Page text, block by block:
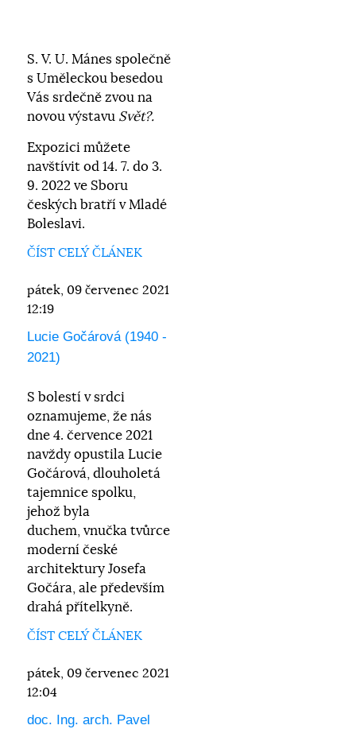
S. V. U. Mánes společně
s Uměleckou besedou
Vás srdečně zvou na
novou výstavu Svět?.
Expozici můžete
navštívit od 14. 7. do 3.
9. 2022 ve Sboru
českých bratří v Mladé
Boleslavi.
ČÍST CELÝ ČLÁNEK
pátek, 09 červenec 2021
12:19
Lucie Gočárová (1940 -
2021)
S bolestí v srdci
oznamujeme, že nás
dne 4. července 2021
navždy opustila Lucie
Gočárová, dlouholetá
tajemnice spolku,
jehož byla
duchem, vnučka tvůrce
moderní české
architektury Josefa
Gočára, ale především
drahá přítelkyně.
ČÍST CELÝ ČLÁNEK
pátek, 09 červenec 2021
12:04
doc. Ing. arch. Pavel